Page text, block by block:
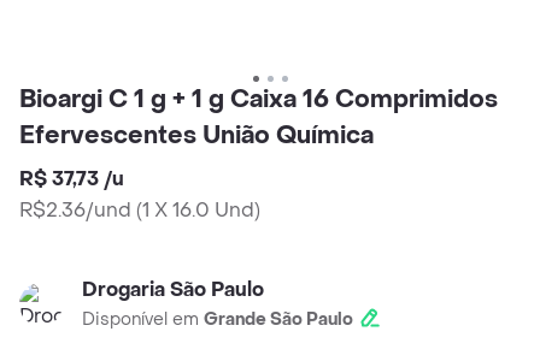
Bioargi C 1 g + 1 g Caixa 16 Comprimidos
Efervescentes União Química
R$ 37,73 /u
R$2.36/und (1 X 16.0 Und)
Drogaria São Paulo
Disponível em Grande São Paulo